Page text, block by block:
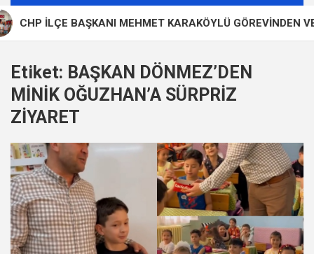
CHP İLÇE BAŞKANI MEHMET KARAKÖYLÜ GÖREVİNDEN VE
Etiket: BAŞKAN DÖNMEZ’DEN
MİNİK OĞUZHAN’A SÜRPRİZ
ZİYARET